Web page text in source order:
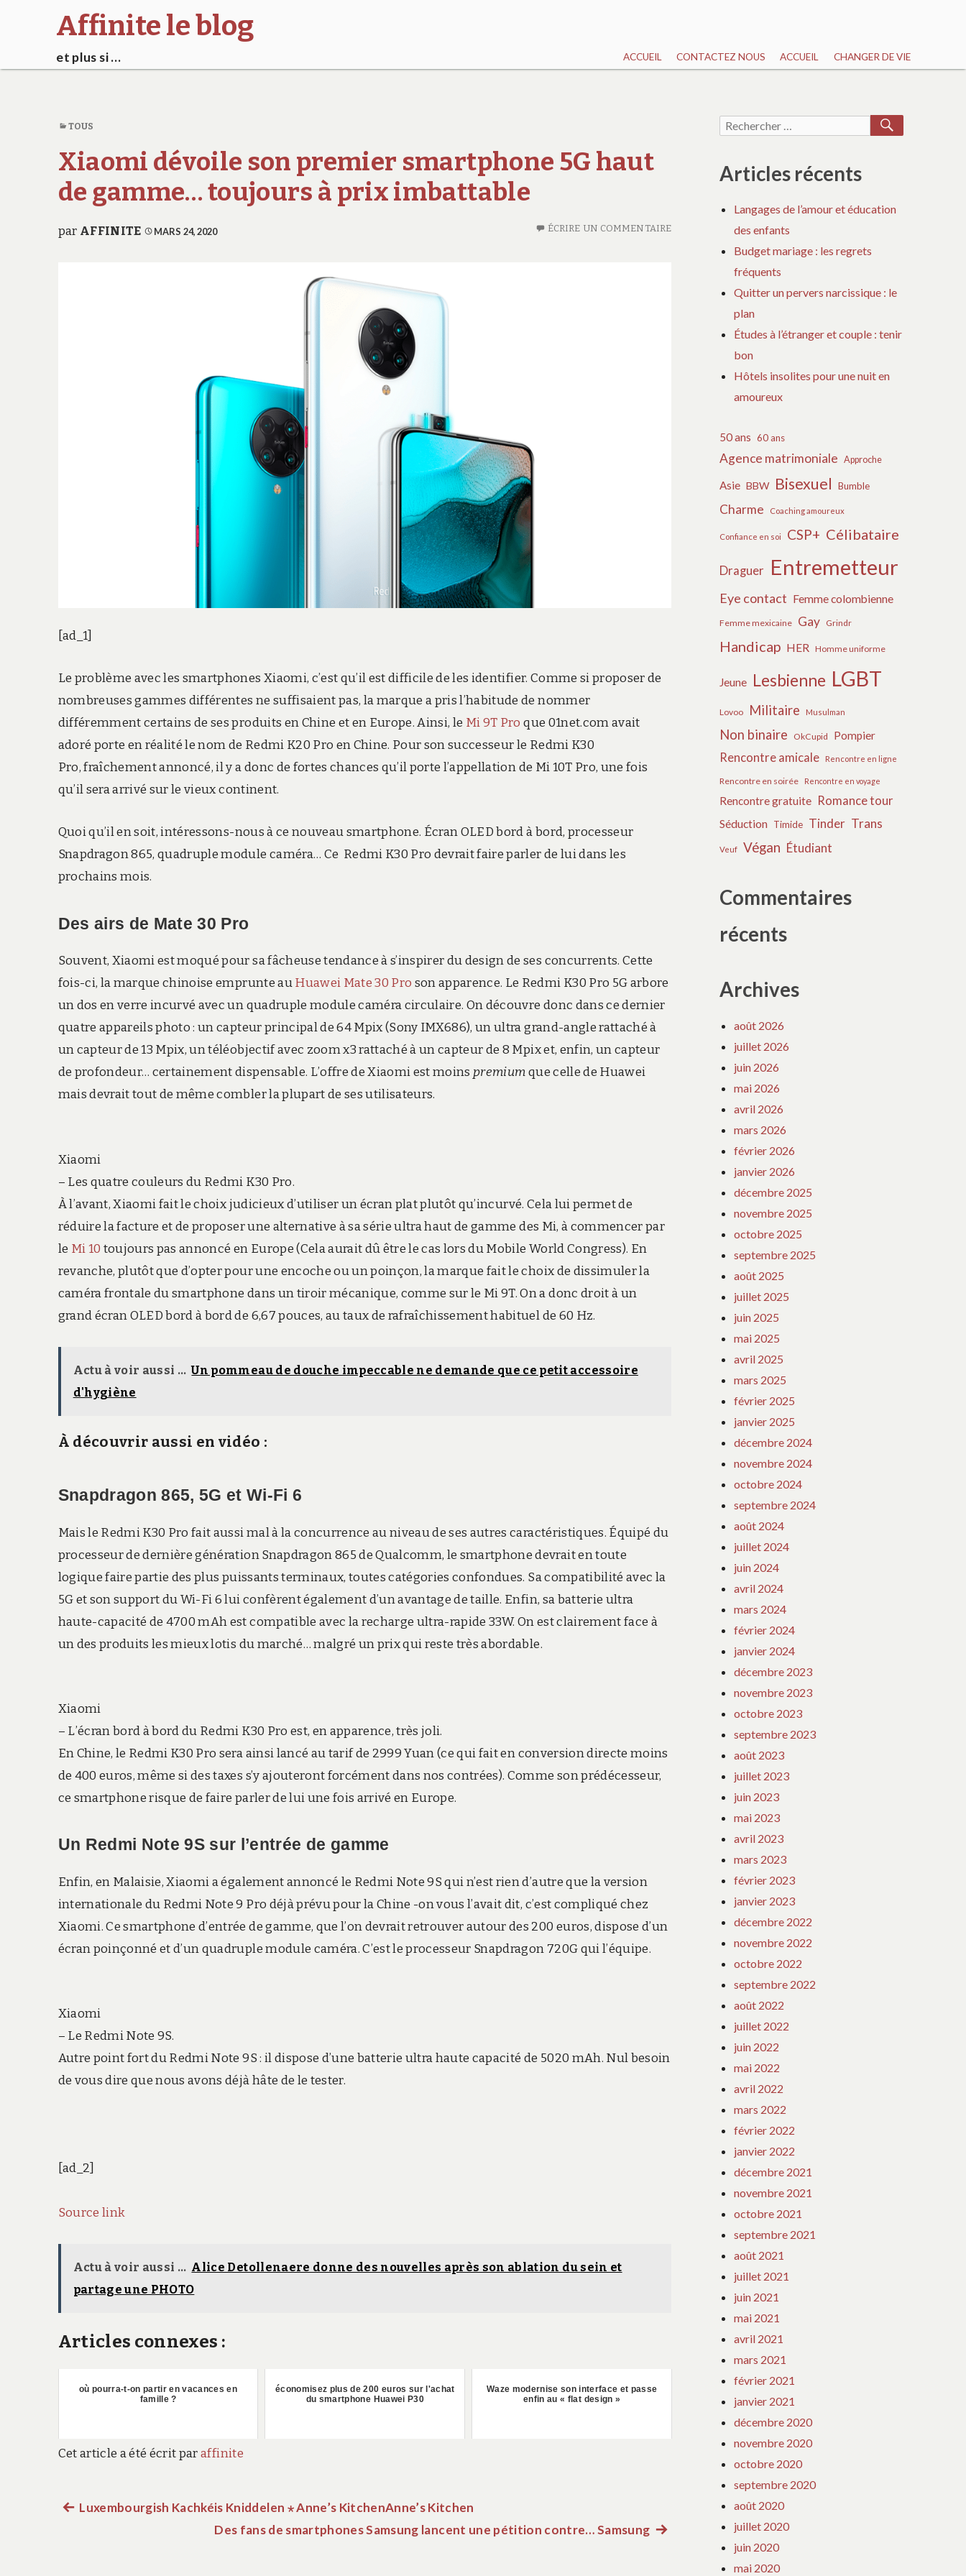
Affinite le blog
et plus si … ACCUEIL CONTACTEZ NOUS ACCUEIL CHANGER DE VIE
TOUS
Xiaomi dévoile son premier smartphone 5G haut
de gamme… toujours à prix imbattable
par AFFINITE MARS 24, 2020 ÉCRIRE UN COMMENTAIRE
[ad_1]
Le problème avec les smartphones Xiaomi, c’est qu’il est difficile de les identifier. Comme si proposer de
nombreuses gammes différentes ne suffisaient pas, la marque a pris l’habitude de nommer
différemment certains de ses produits en Chine et en Europe. Ainsi, le Mi 9T Pro que 01net.com avait
adoré porte en réalité le nom de Redmi K20 Pro en Chine. Pour son successeur le Redmi K30
Pro, fraîchement annoncé, il y a donc de fortes chances qu’il porte l’appellation de Mi 10T Pro, une fois
qu’il sera arrivé sur le vieux continent.
Quoi qu’il en soit, intéressons-nous à ce nouveau smartphone. Écran OLED bord à bord, processeur
Snapdragon 865, quadruple module caméra… Ce Redmi K30 Pro devrait faire parler de lui dans les
prochains mois.
Des airs de Mate 30 Pro
Souvent, Xiaomi est moqué pour sa fâcheuse tendance à s’inspirer du design de ses concurrents. Cette
fois-ci, la marque chinoise emprunte auHuawei Mate 30 Pro son apparence. Le Redmi K30 Pro 5G arbore
un dos en verre incurvé avec un quadruple module caméra circulaire. On découvre donc dans ce dernier
quatre appareils photo : un capteur principal de 64 Mpix (Sony IMX686), un ultra grand-angle rattaché à
un capteur de 13 Mpix, un téléobjectif avec zoom x3 rattaché à un capteur de 8 Mpix et, enfin, un capteur
de profondeur… certainement dispensable. L’offre de Xiaomi est moins premiumque celle de Huawei
mais devrait tout de même combler la plupart de ses utilisateurs.
Xiaomi
– Les quatre couleurs du Redmi K30 Pro.
À l’avant, Xiaomi fait le choix judicieux d’utiliser un écran plat plutôt qu’incurvé. Cela lui permet de
réduire la facture et de proposer une alternative à sa série ultra haut de gamme des Mi, à commencer par
le Mi 10 toujours pas annoncé en Europe (Cela aurait dû être le cas lors du Mobile World Congress). En
revanche, plutôt que d’opter pour une encoche ou un poinçon, la marque fait le choix de dissimuler la
caméra frontale du smartphone dans un tiroir mécanique, comme sur le Mi 9T. On a donc droit à un
grand écran OLED bord à bord de 6,67 pouces, au taux de rafraîchissement habituel de 60 Hz.
Actu à voir aussi ... Un pommeau de douche impeccable ne demande que ce petit accessoire
d'hygiène
À découvrir aussi en vidéo :
Snapdragon 865, 5G et Wi-Fi 6
Mais le Redmi K30 Pro fait aussi mal à la concurrence au niveau de ses autres caractéristiques. Équipé du
processeur de dernière génération Snapdragon 865 de Qualcomm, le smartphone devrait en toute
logique faire partie des plus puissants terminaux, toutes catégories confondues. Sa compatibilité avec la
5G et son support du Wi-Fi 6 lui confèrent également d’un avantage de taille. Enfin, sa batterie ultra
haute-capacité de 4700 mAh est compatible avec la recharge ultra-rapide 33W. On est clairement face à
un des produits les mieux lotis du marché… malgré un prix qui reste très abordable.
Xiaomi
– L’écran bord à bord du Redmi K30 Pro est, en apparence, très joli.
En Chine, le Redmi K30 Pro sera ainsi lancé au tarif de 2999 Yuan (ce qui fait en conversion directe moins
de 400 euros, même si des taxes s’y ajouteront forcément dans nos contrées). Comme son prédécesseur,
ce smartphone risque de faire parler de lui une fois arrivé en Europe.
Un Redmi Note 9S sur l’entrée de gamme
Enfin, en Malaisie, Xiaomi a également annoncé le Redmi Note 9S qui n’est rien d’autre que la version
internationale du Redmi Note 9 Pro déjà prévu pour la Chine -on vous l’avait dit, c’est compliqué chez
Xiaomi. Ce smartphone d’entrée de gamme, que l’on devrait retrouver autour des 200 euros, dispose d’un
écran poinçonné et d’un quadruple module caméra. C’est le processeur Snapdragon 720G qui l’équipe.
Xiaomi
– Le Redmi Note 9S.
Autre point fort du Redmi Note 9S : il dispose d’une batterie ultra haute capacité de 5020 mAh. Nul besoin
de vous dire que nous avons déjà hâte de le tester.
[ad_2]
Source link
Actu à voir aussi ... Alice Detollenaere donne des nouvelles après son ablation du sein et
partage une PHOTO
Articles connexes :
où pourra-t-on partir en vacances en
famille ?
économisez plus de 200 euros sur l'achat
du smartphone Huawei P30
Waze modernise son interface et passe
enfin au « flat design »
Cet article a été écrit paraffinite
Navigation
Article
Luxembourgish Kachkéis Kniddelen ⋆ Anne’s KitchenAnne’s Kitchen
Des fans de smartphones Samsung lancent une pétition contre… SamsungArticle
Recherche
Articles récents
Langages de l’amour et éducation
des enfants
Budget mariage : les regrets
fréquents
Quitter un pervers narcissique : le
plan
Études à l’étranger et couple : tenir
bon
Hôtels insolites pour une nuit en
amoureux
50 ans 60 ans
Agence matrimoniale Approche
Asie BBW Bisexuel Bumble
Charme Coaching amoureux
Confiance en soi CSP+ Célibataire
Draguer Entremetteur
Eye contact Femme colombienne
Femme mexicaine Gay Grindr
Handicap HER Homme uniforme
Jeune Lesbienne LGBT
Lovoo Militaire Musulman
Non binaire OkCupid Pompier
Rencontre amicale Rencontre en ligne
Rencontre en soirée Rencontre en voyage
Rencontre gratuite Romance tour
Séduction Timide Tinder Trans
Veuf Végan Étudiant
Commentaires
récents
Archives
août 2026
juillet 2026
juin 2026
mai 2026
avril 2026
mars 2026
février 2026
janvier 2026
décembre 2025
novembre 2025
octobre 2025
septembre 2025
août 2025
juillet 2025
juin 2025
mai 2025
avril 2025
mars 2025
février 2025
janvier 2025
décembre 2024
novembre 2024
octobre 2024
septembre 2024
août 2024
juillet 2024
juin 2024
avril 2024
mars 2024
février 2024
janvier 2024
décembre 2023
novembre 2023
octobre 2023
septembre 2023
août 2023
juillet 2023
juin 2023
mai 2023
avril 2023
mars 2023
février 2023
janvier 2023
décembre 2022
novembre 2022
octobre 2022
septembre 2022
août 2022
juillet 2022
juin 2022
mai 2022
avril 2022
mars 2022
février 2022
janvier 2022
décembre 2021
novembre 2021
octobre 2021
septembre 2021
août 2021
juillet 2021
juin 2021
mai 2021
avril 2021
mars 2021
février 2021
janvier 2021
décembre 2020
novembre 2020
octobre 2020
septembre 2020
août 2020
juillet 2020
juin 2020
mai 2020